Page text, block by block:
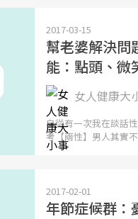
2017-03-15
幫老婆解決問
能：點頭、微
女人健康大
自從有一次我在談話
考【兩性】男人其實
2017-02-01
年節症候群